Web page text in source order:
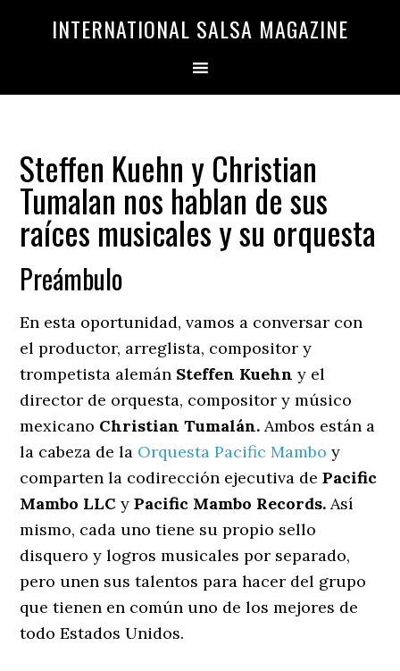
INTERNATIONAL SALSA MAGAZINE
Steffen Kuehn y Christian
Tumalan nos hablan de sus
raíces musicales y su orquesta
Preámbulo
En esta oportunidad, vamos a conversar con
el productor, arreglista, compositor y
trompetista alemán Steffen Kuehn y el
director de orquesta, compositor y músico
mexicano Christian Tumalán.Ambos están a
la cabeza de la Orquesta Pacific Mambo y
comparten la codirección ejecutiva dePacific
Mambo LLCyPacific Mambo Records. Así
mismo, cada uno tiene su propio sello
disquero y logros musicales por separado,
pero unen sus talentos para hacer del grupo
que tienen en común uno de los mejores de
todo Estados Unidos.